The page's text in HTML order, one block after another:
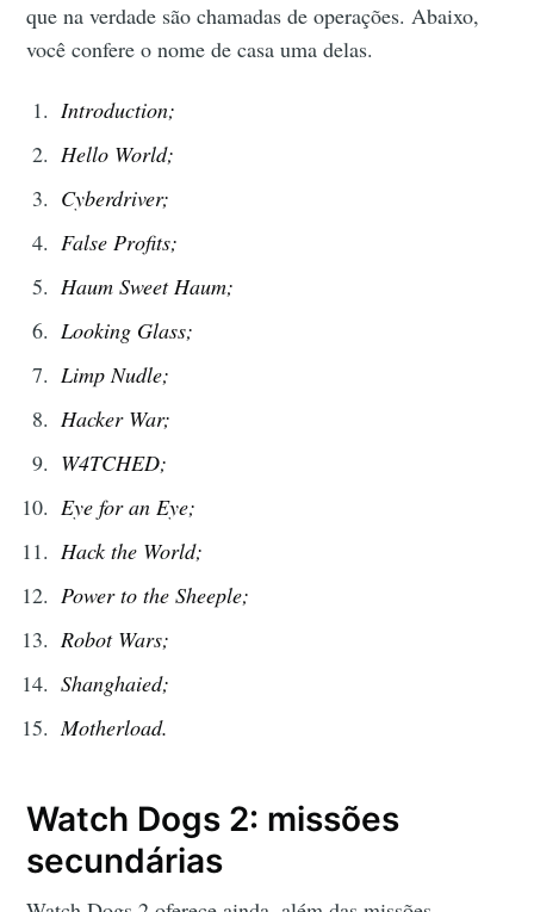
que na verdade são chamadas de operações. Abaixo,
você confere o nome de casa uma delas.
Introduction;
Hello World;
Cyberdriver;
False Profits;
Haum Sweet Haum;
Looking Glass;
Limp Nudle;
Hacker War;
W4TCHED;
Eye for an Eye;
Hack the World;
Power to the Sheeple;
Robot Wars;
Shanghaied;
Motherload.
Watch Dogs 2: missões
secundárias